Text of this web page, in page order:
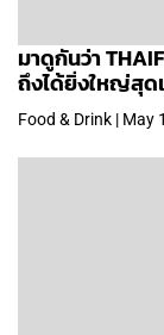
มาดูกันว่า
ถึงได้ยิ่งใหญ่สุด
Food & Drink | May